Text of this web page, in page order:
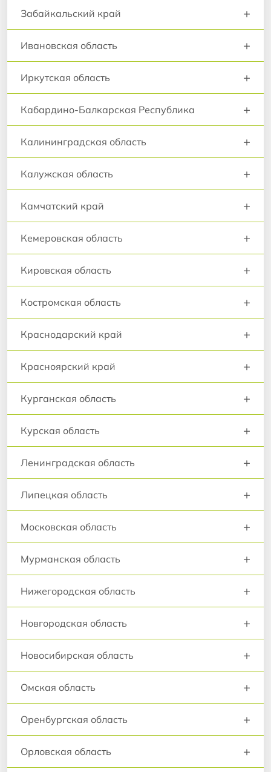
Забайкальский край +
Ивановская область +
Иркутская область +
Кабардино-Балкарская Республика +
Калининградская область +
Калужская область +
Камчатский край +
Кемеровская область +
Кировская область +
Костромская область +
Краснодарский край +
Красноярский край +
Курганская область +
Курская область +
Ленинградская область +
Липецкая область +
Московская область +
Мурманская область +
Нижегородская область +
Новгородская область +
Новосибирская область +
Омская область +
Оренбургская область +
Орловская область +